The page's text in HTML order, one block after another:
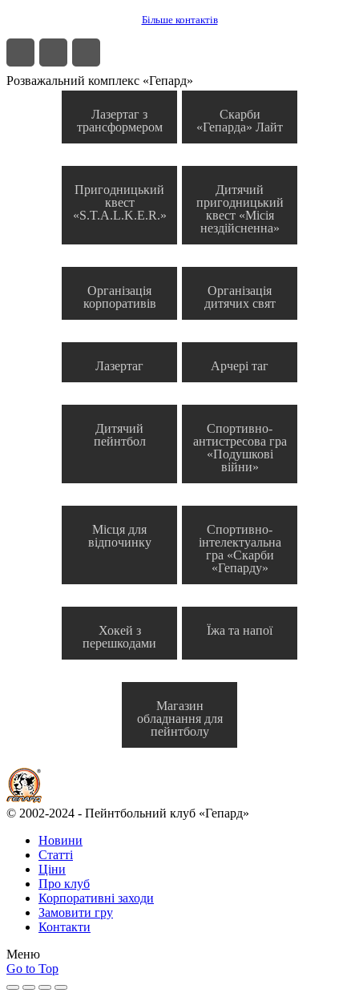
Більше контактів
Розважальний комплекс «Гепард»
Лазертаг з
трансформером
Скарби
«Гепарда» Лайт
Пригодницький
квест
«S.T.A.L.K.E.R.»
Дитячий
пригодницький
квест «Місія
нездійсненна»
Організація
корпоративів
Організація
дитячих свят
Лазертаг Арчері таг
Дитячий
пейнтбол
Спортивно-
антистресова гра
«Подушкові
війни»
Місця для
відпочинку
Спортивно-
інтелектуальна
гра «Скарби
«Гепарду»
Хокей з
перешкодами
Їжа та напої
Магазин
обладнання для
пейнтболу
© 2002-2024 - Пейнтбольний клуб «Гепард»
Новини
Статті
Ціни
Про клуб
Корпоративні заходи
Замовити гру
Контакти
Меню
Go to Top